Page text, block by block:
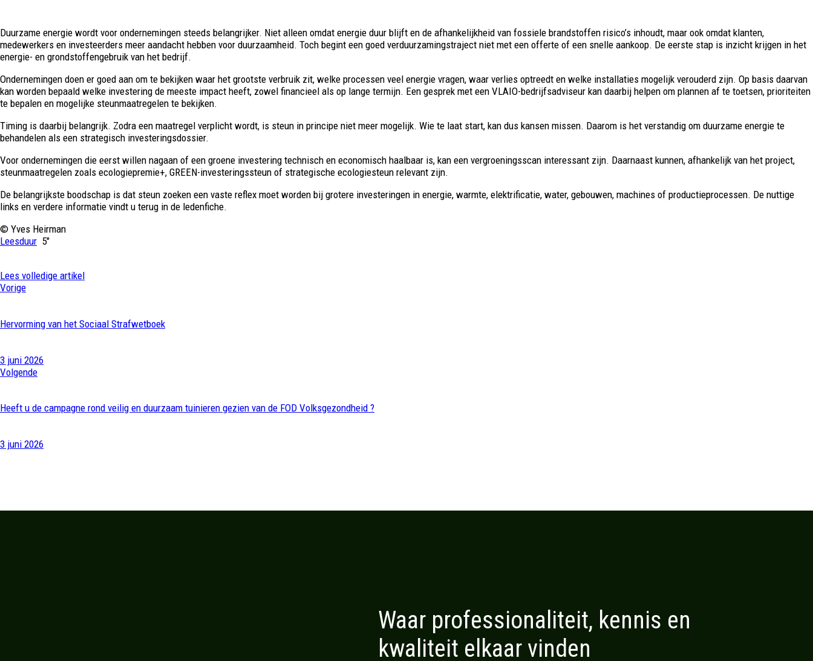
Duurzame energie wordt voor ondernemingen steeds belangrijker. Niet alleen omdat energie duur blijft en de afhankelijkheid van fossiele brandstoffen risico’s inhoudt, maar ook omdat klanten,
medewerkers en investeerders meer aandacht hebben voor duurzaamheid. Toch begint een goed verduurzamingstraject niet met een offerte of een snelle aankoop. De eerste stap is inzicht krijgen in het
energie- en grondstoffengebruik van het bedrijf.
Ondernemingen doen er goed aan om te bekijken waar het grootste verbruik zit, welke processen veel energie vragen, waar verlies optreedt en welke installaties mogelijk verouderd zijn. Op basis daarvan
kan worden bepaald welke investering de meeste impact heeft, zowel financieel als op lange termijn. Een gesprek met een VLAIO-bedrijfsadviseur kan daarbij helpen om plannen af te toetsen, prioriteiten
te bepalen en mogelijke steunmaatregelen te bekijken.
Timing is daarbij belangrijk. Zodra een maatregel verplicht wordt, is steun in principe niet meer mogelijk. Wie te laat start, kan dus kansen missen. Daarom is het verstandig om duurzame energie te
behandelen als een strategisch investeringsdossier.
Voor ondernemingen die eerst willen nagaan of een groene investering technisch en economisch haalbaar is, kan een vergroeningsscan interessant zijn. Daarnaast kunnen, afhankelijk van het project,
steunmaatregelen zoals ecologiepremie+, GREEN-investeringssteun of strategische ecologiesteun relevant zijn.
De belangrijkste boodschap is dat steun zoeken een vaste reflex moet worden bij grotere investeringen in energie, warmte, elektrificatie, water, gebouwen, machines of productieprocessen. De nuttige
links en verdere informatie vindt u terug in de ledenfiche.
© Yves Heirman
Leesduur 5″
Lees volledige artikel
Vorige
Hervorming van het Sociaal Strafwetboek
3 juni 2026
Volgende
Heeft u de campagne rond veilig en duurzaam tuinieren gezien van de FOD Volksgezondheid ?
3 juni 2026
Waar professionaliteit, kennis en
kwaliteit elkaar vinden